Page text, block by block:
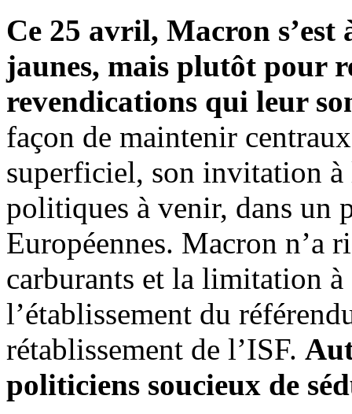
Ce 25 avril, Macron s’est
jaunes, mais plutôt pour
revendications qui leur
façon de maintenir
superficiel, son invitation à
politiques à venir, dans un
Européennes. Macron n’a
carburants et la limitation
l’établissement du
rétablissement de l’ISF.
politiciens soucieux de